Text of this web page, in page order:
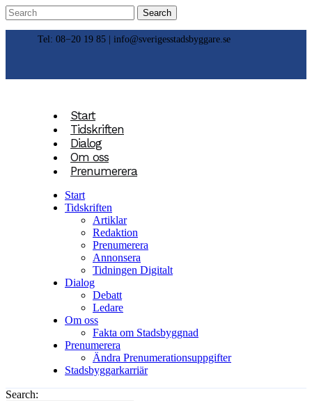
Tel: 08−20 19 85 | info@sverigesstadsbyggare.se
Start
Tidskriften
Dialog
Om oss
Prenumerera
Start
Tidskriften
Artiklar
Redaktion
Prenumerera
Annonsera
Tidningen Digitalt
Dialog
Debatt
Ledare
Om oss
Fakta om Stadsbyggnad
Prenumerera
Ändra Prenumerationsuppgifter
Stadsbyggarkarriär
Search: